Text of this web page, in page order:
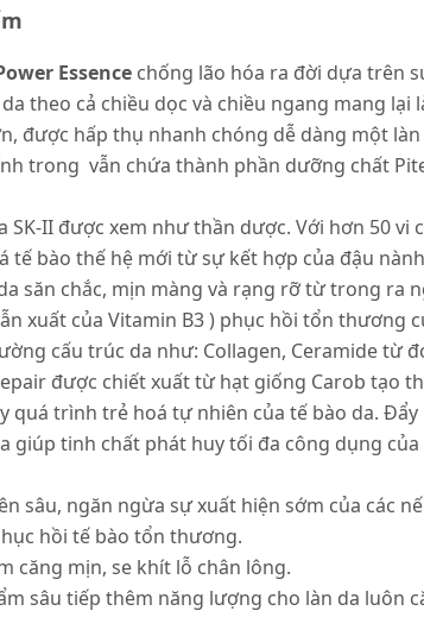
Essence chống lão hóa ra đời dựa trên
theo cả chiều dọc và chiều ngang mang lại
được hấp thụ nhanh chóng dễ dàng một
trong vẫn chứa thành phần dưỡng chất
SK-II được xem như thần dược. Với hơn 50
tế bào thế hệ mới từ sự kết hợp của đậu
săn chắc, mịn màng và rạng rỡ từ trong ra
xuất của Vitamin B3 ) phục hồi tổn
cấu trúc da như: Collagen, Ceramide từ
được chiết xuất từ hạt giống Carob
quá trình trẻ hoá tự nhiên của tế bào da.
giúp tinh chất phát huy tối đa công dụng của
sâu, ngăn ngừa sự xuất hiện sớm của các
hồi tế bào tổn thương.
căng mịn, se khít lỗ chân lông.
sâu tiếp thêm năng lượng cho làn da luôn